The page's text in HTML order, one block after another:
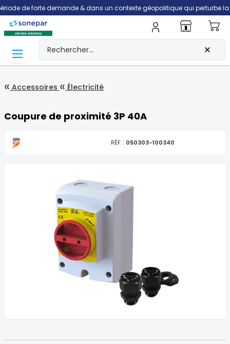
de forte demande & dans un contexte géopolitique qui perturbe la
Accessoires Électricité
Coupure de proximité 3P 40A
RÉF. : 050303-100340